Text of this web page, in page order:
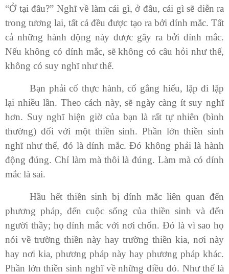
“Ở tại đâu?” Nghĩ về làm cái gì, ở đâu, cái gì sẽ diễn ra
trong tương lai, tất cả đều được tạo ra bởi dính mắc. Tất
cả những hành động này được gây ra bởi dính mắc.
Nếu không có dính mắc, sẽ không có câu hỏi như thế,
không có suy nghĩ như thế.
Bạn phải cố thực hành, cố gắng hiểu, lặp đi lặp
lại nhiều lần. Theo cách này, sẽ ngày càng ít suy nghĩ
hơn. Suy nghĩ hiện giờ của bạn là rất tự nhiên (bình
thường) đối với một thiền sinh. Phần lớn thiền sinh
nghĩ như thế, đó là dính mắc. Đó không phải là hành
động đúng. Chỉ làm mà thôi là đúng. Làm mà có dính
mắc là sai.
Hầu hết thiền sinh bị dính mắc liên quan đến
phương pháp, đến cuộc sống của thiền sinh và đến
người thầy; họ dính mắc với nơi chốn. Đó là vì sao họ
nói về trường thiền này hay trường thiền kia, nơi này
hay nơi kia, phương pháp này hay phương pháp khác.
Phần lớn thiền sinh nghĩ về những điều đó. Như thế là